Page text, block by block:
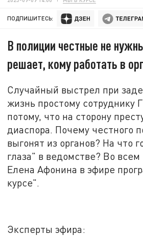
ПОДПИШИТЕСЬ:
В полиции честные не
решает, кому работать в
Случайный выстрел при
жизнь простому сотруднику
потому, что на сторону
диаспора. Почему честного
выгонят из органов? На что
глаза" в ведомстве? Во всем
Елена Афонина в эфире
курсе".
Эксперты эфира: